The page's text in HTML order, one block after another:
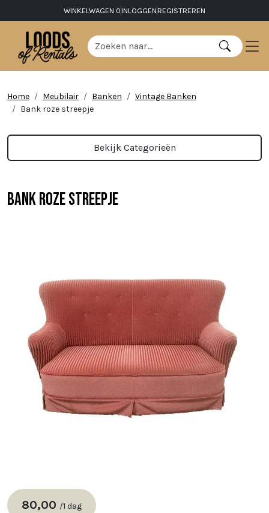
WINKELWAGEN 0 INLOGGEN REGISTREREN
Home Meubilair Banken
Vintage Banken
Bank roze streepje
Bekijk Categorieën
Bank roze streepje
80,00 /1 dag